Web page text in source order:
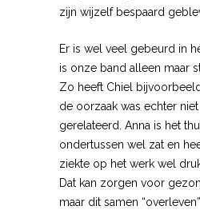
zijn wijzelf bespaard
Er is wel veel gebeurd in
is onze band alleen maar
Zo heeft Chiel
de oorzaak was echter
gerelateerd. Anna is het
ondertussen wel zat en
ziekte op het werk wel
Dat kan zorgen voor
maar dit samen